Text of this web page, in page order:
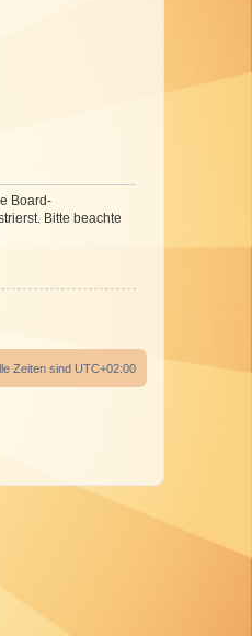
Board-
Bitte beachte
Zeiten sind UTC+02:00